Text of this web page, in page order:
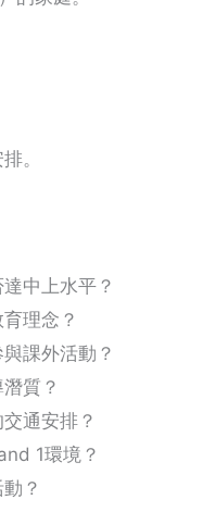
。
中上水平？
理念？
課外活動？
質？
通安排？
1環境？
？